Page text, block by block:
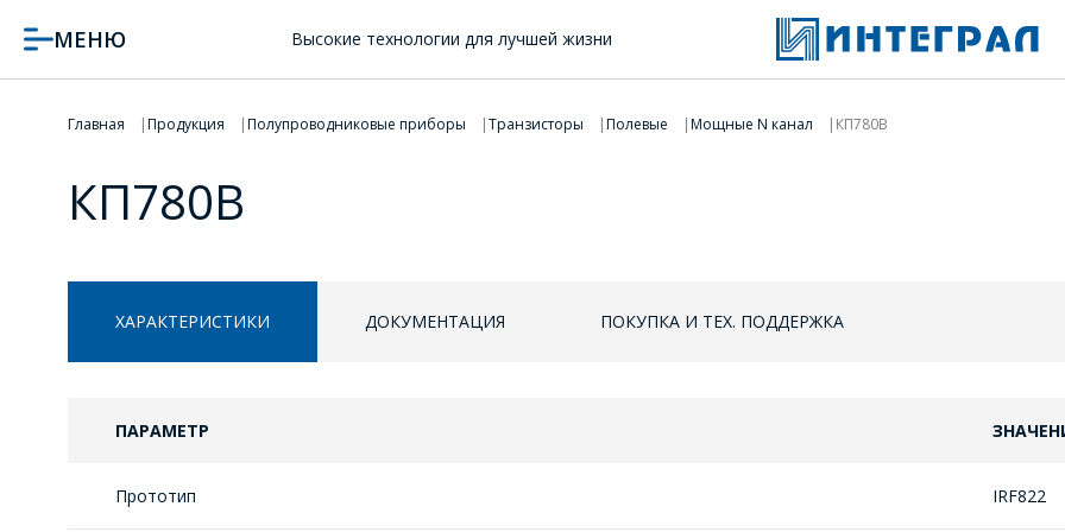
МЕНЮ Высокие технологии для лучшей жизни
Главная Продукция Полупроводниковые приборы Транзисторы Полевые Мощные N канал КП780В
КП780В
ХАРАКТЕРИСТИКИ ДОКУМЕНТАЦИЯ ПОКУПКА И ТЕХ. ПОДДЕРЖКА
ПАРАМЕТР
Прототип IRF822